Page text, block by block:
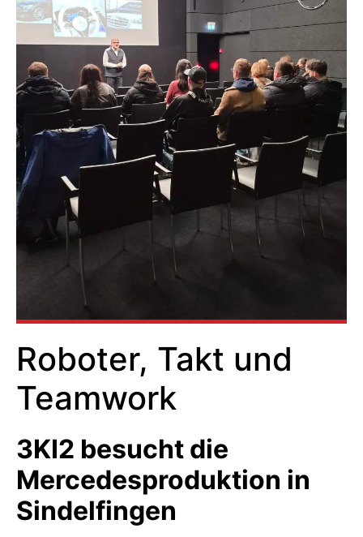
Roboter, Takt und
Teamwork
3KI2 besucht die
Mercedesproduktion in
Sindelfingen